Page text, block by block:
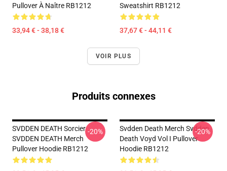
Pullover À Naître RB1212
33,94 € - 38,18 €
Sweatshirt RB1212
37,67 € - 44,11 €
VOIR PLUS
Produits connexes
SVDDEN DEATH Sorcier
SVDDEN DEATH Merch
Pullover Hoodie RB1212
-20%
Svdden Death Merch Svdden
Death Voyd Vol I Pullover
Hoodie RB1212
-20%